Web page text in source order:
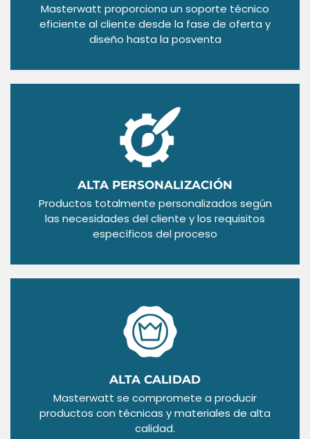
Masterwatt proporciona un soporte técnico
eficiente al cliente desde la fase de oferta y
diseño hasta la posventa
ALTA PERSONALIZACIÓN
Productos totalmente personalizados según
las necesidades del cliente y los requisitos
específicos del proceso
ALTA CALIDAD
Masterwatt se compromete a producir
productos con técnicas y materiales de alta
calidad.